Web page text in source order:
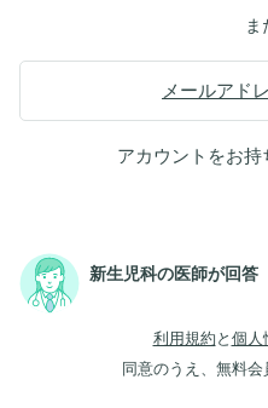
ま
メールアド
アカウントをお持
新生児科の医師が回答
利用規約 と 個人
同意のうえ、無料